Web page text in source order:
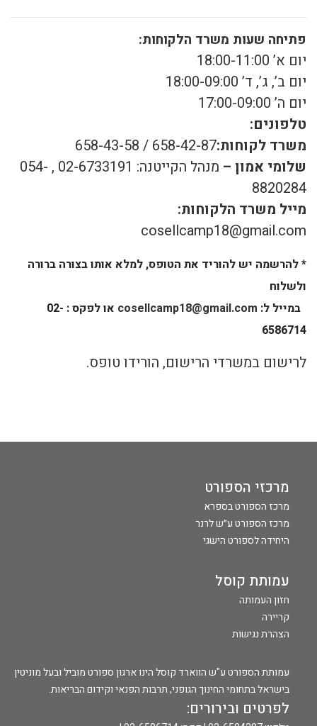
פתיחה שעות משרד הלקוחות:
יום א’ 18:00-11:00
יום ב’, ג’, ד’ 18:00-09:00
יום ה’ 17:00-09:00
טלפונים:
משרד לקוחות:658-42-87 / 658-43-58
שלומי אמון –
מנהל הקייטנה: 02-6733191 , 054-
8820284
מייל משרד הלקוחות:
cosellcamp18@gmail.com
* להרשמה יש להוריד את הטופס, למלא אותו בצורה ברורה
ולשלוח
במייל ל: cosellcamp18@gmail.com
או לפקס : 02-
6586714
לרישום במשרדי הרישום, הורידו טופס.
מרכזי הספורט
מרכז הספורט בספרא
מרכז הספורט ע״ש לרנר
היחידה לספורט הישגי
עמותת קוסל
חזון העמותה
קריירה
הצהרת נגישות
עמותת הספורט ע"ש הווארד קוסל הינו ארגון ספורט מוביל ובעל מוניטין
בישראל בתחומי החינוך הגופני, תרבות הפנאי וקידום הבריאות.
לפרטים ובירורים: